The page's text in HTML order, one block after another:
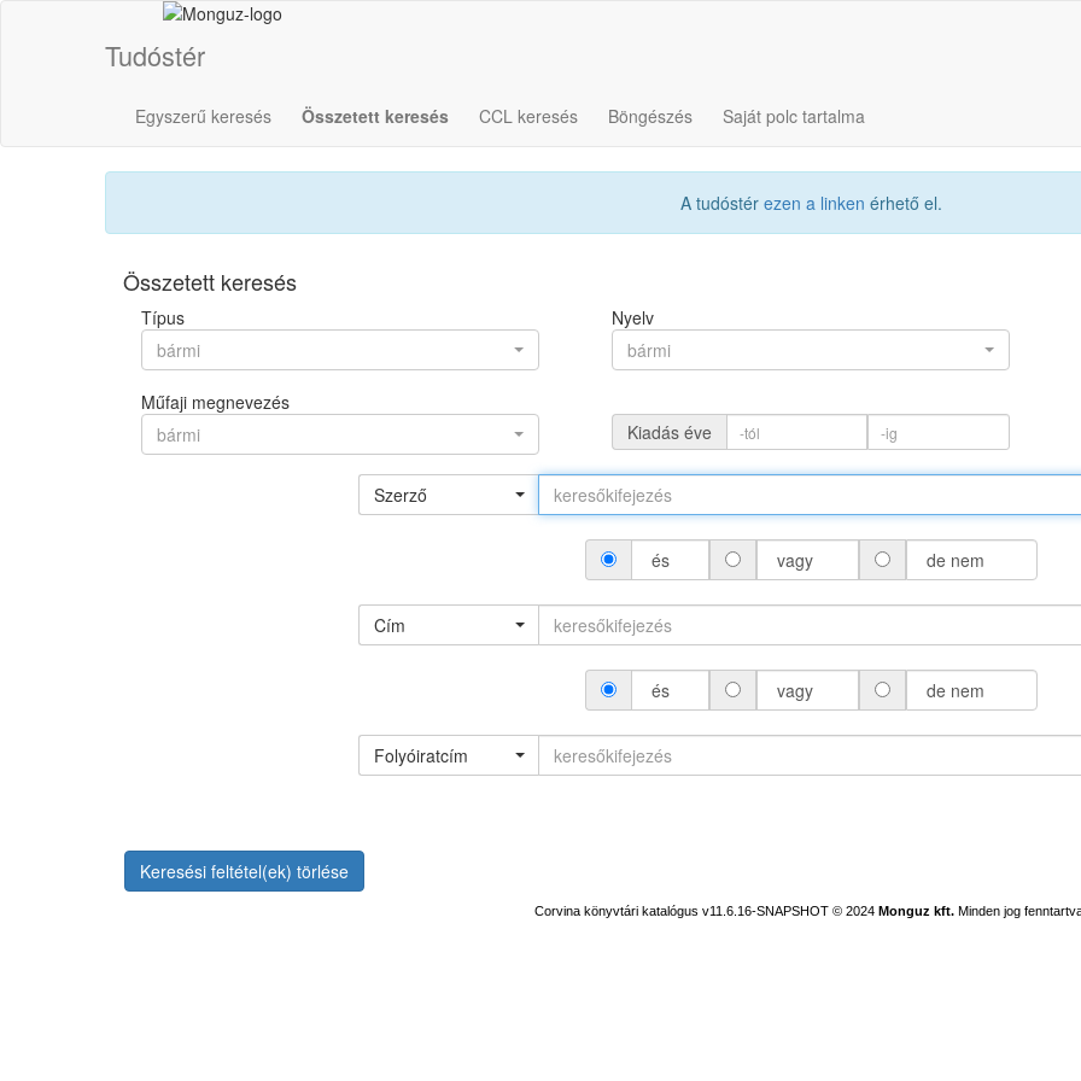
Tudóstér
Egyszerű keresés Összetett keresés CCL keresés Böngészés Saját polc tartalma
A tudóstér ezen a linken érhető el.
Összetett keresés
Típus
bármi
Nyelv
bármi
Műfaji megnevezés
bármi
Kiadás éve
Szerző
és vagy de nem
Cím
és vagy de nem
Folyóiratcím
Keresési feltétel(ek) törlése
Corvina könyvtári katalógus v11.6.16-SNAPSHOT © 2024 Monguz kft. Minden jog